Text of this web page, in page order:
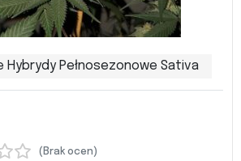
Hybrydy Pełnosezonowe Sativa
(Brak ocen)